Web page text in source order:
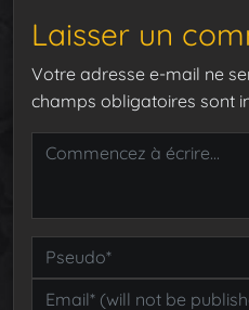
Laisser un
Votre adresse e-mail ne
champs obligatoires sont